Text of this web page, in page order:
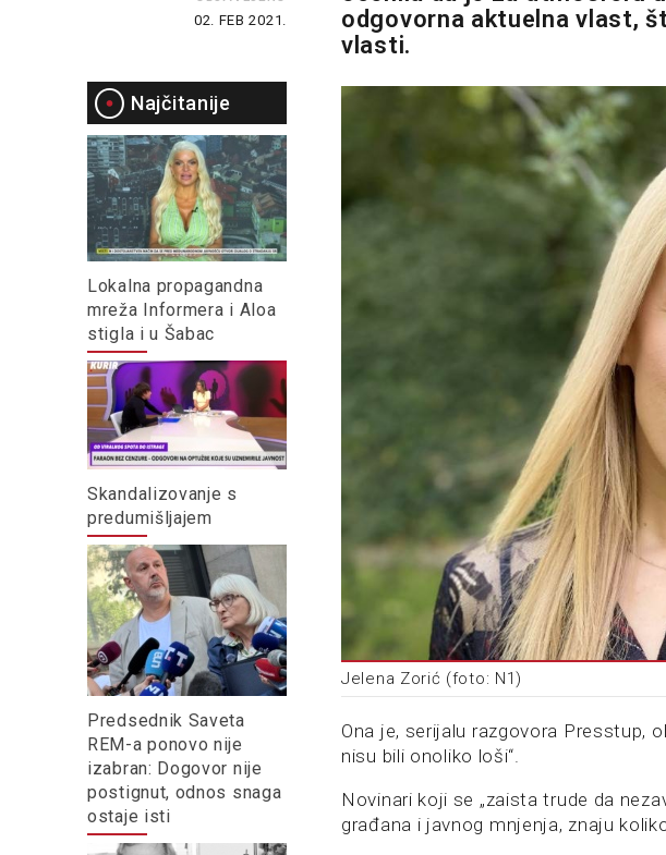
02. FEB 2021.
Najčitanije
Lokalna propagandna
mreža Informera i Aloa
stigla i u Šabac
Skandalizovanje s
predumišljajem
Predsednik Saveta
REM-a ponovo nije
izabran: Dogovor nije
postignut, odnos snaga
ostaje isti
odgovorna aktuelna vlast,
vlasti.
Jelena Zorić (foto: N1)
Ona je, serijalu razgovora Presstup,
nisu bili onoliko loši“.
Novinari koji se „zaista trude da
građana i javnog mnjenja, znaju